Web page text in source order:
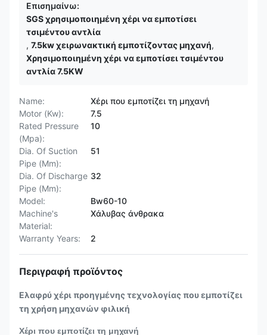
Επισημαίνω:
SGS χρησιμοποιημένη χέρι να εμποτίσει
τσιμέντου αντλία
, 7.5kw χειρωνακτική εμποτίζοντας μηχανή,
Χρησιμοποιημένη χέρι να εμποτίσει τσιμέντου
αντλία 7.5KW
Name:
Χέρι που εμποτίζει τη μηχανή
Motor (Kw):
7.5
Rated Pressure
(Mpa):
10
Dia. Of Suction
Pipe (Mm):
51
Dia. Of Discharge
Pipe (Mm):
32
Model:
Bw60-10
Machine's
Material:
Χάλυβας άνθρακα
Warranty Years: 2
Περιγραφή προϊόντος
Ελαφρύ χέρι προηγμένης τεχνολογίας που εμποτίζει
τη χρήση μηχανών φιλική
Χέρι που εμποτίζει τη μηχανή